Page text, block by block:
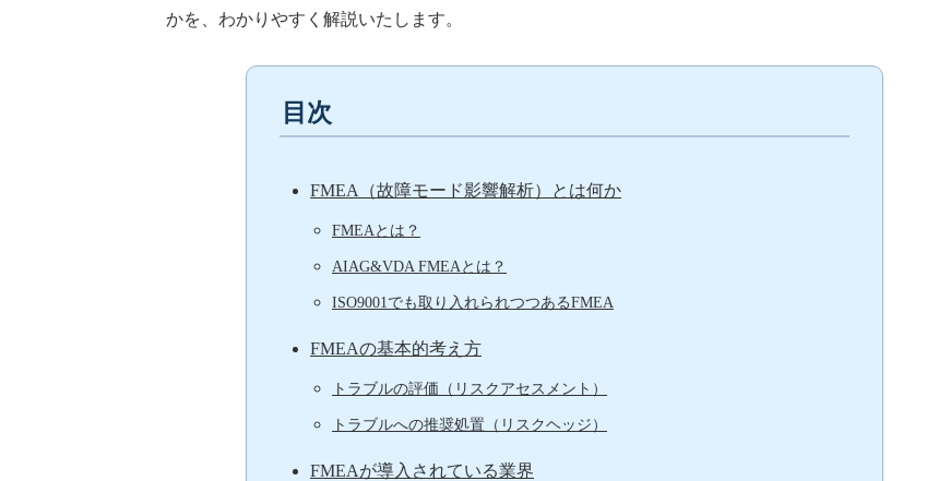
かを、わかりやすく解説いたします。
目次
FMEA（故障モード影響解析）とは何か
FMEAとは？
AIAG&VDA FMEAとは？
ISO9001でも取り入れられつつあるFMEA
FMEAの基本的考え方
トラブルの評価（リスクアセスメント）
トラブルへの推奨処置（リスクヘッジ）
FMEAが導入されている業界